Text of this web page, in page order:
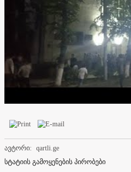
ავტორი:
qartli.ge
სტატიის გამოყენების პირობები